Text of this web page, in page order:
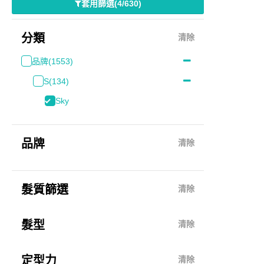
套用篩選(4/630)
分類 清除
品牌(1553)
S(134)
Sky
品牌 清除
髮質篩選 清除
髮型 清除
定型力 清除